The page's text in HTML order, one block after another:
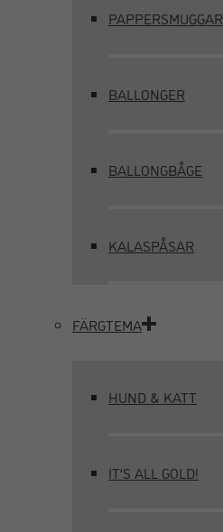
PAPPERSMUGGAR
BALLONGER
BALLONGBÅGE
KALASPÅSAR
FÄRGTEMA
HUND & KATT
IT’S ALL GOLD!